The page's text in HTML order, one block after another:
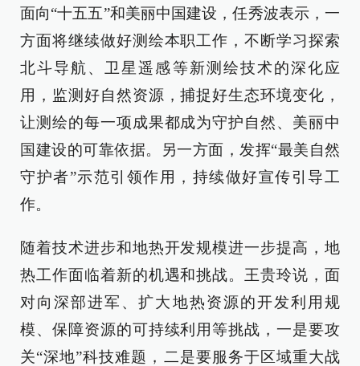
面向“十五五”和美丽中国建设，任秀波表示，一
方面将继续做好测绘本职工作，不断学习探索
北斗导航、卫星遥感等新测绘技术的深化应
用，监测好自然资源，捕捉好生态环境变化，
让测绘的每一项成果都成为守护自然、美丽中
国建设的可靠依据。另一方面，发挥“最美自然
守护者”示范引领作用，持续做好宣传引导工
作。
随着技术进步和地热开发规模进一步提高，地
热工作面临着新的机遇和挑战。王贵玲说，面
对向深部进军、扩大地热资源的开发利用规
模、保障资源的可持续利用等挑战，一是要攻
关“深地”科技难题，二是要服务于区域重大战